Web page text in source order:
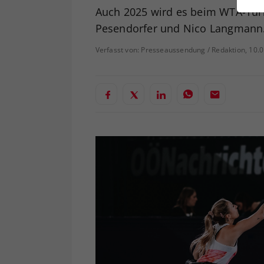
Auch 2025 wird es beim WTA-
Pesendorfer und Nico
Verfasst von: Presseaussendung / Redaktion,